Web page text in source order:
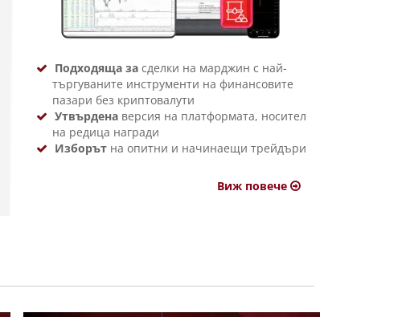
Подходяща за сделки на марджин с най-
търгуваните инструменти на финансовите
пазари без криптовалути
Утвърдена версия на платформата, носител
на редица награди
Изборътна опитни и начинаещи трейдъри
Виж повече